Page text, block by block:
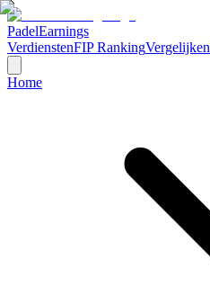
PadelEarnings
VerdienstenFIP RankingVergelijken
Home